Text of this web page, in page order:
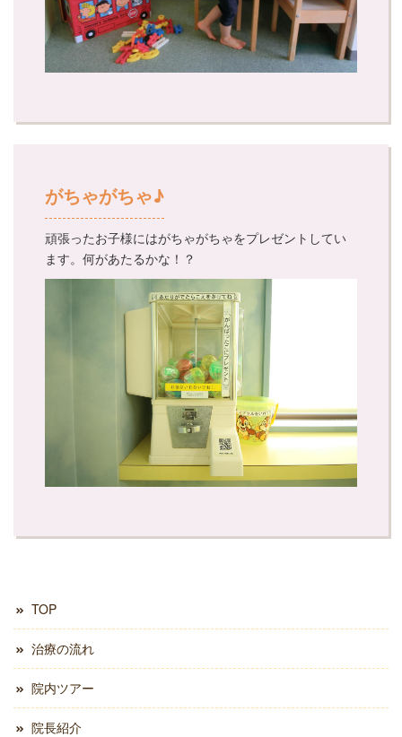
がちゃがちゃ♪
頑張ったお子様にはがちゃがちゃをプレゼントしてい
ます。何があたるかな！？
TOP
治療の流れ
院内ツアー
院長紹介